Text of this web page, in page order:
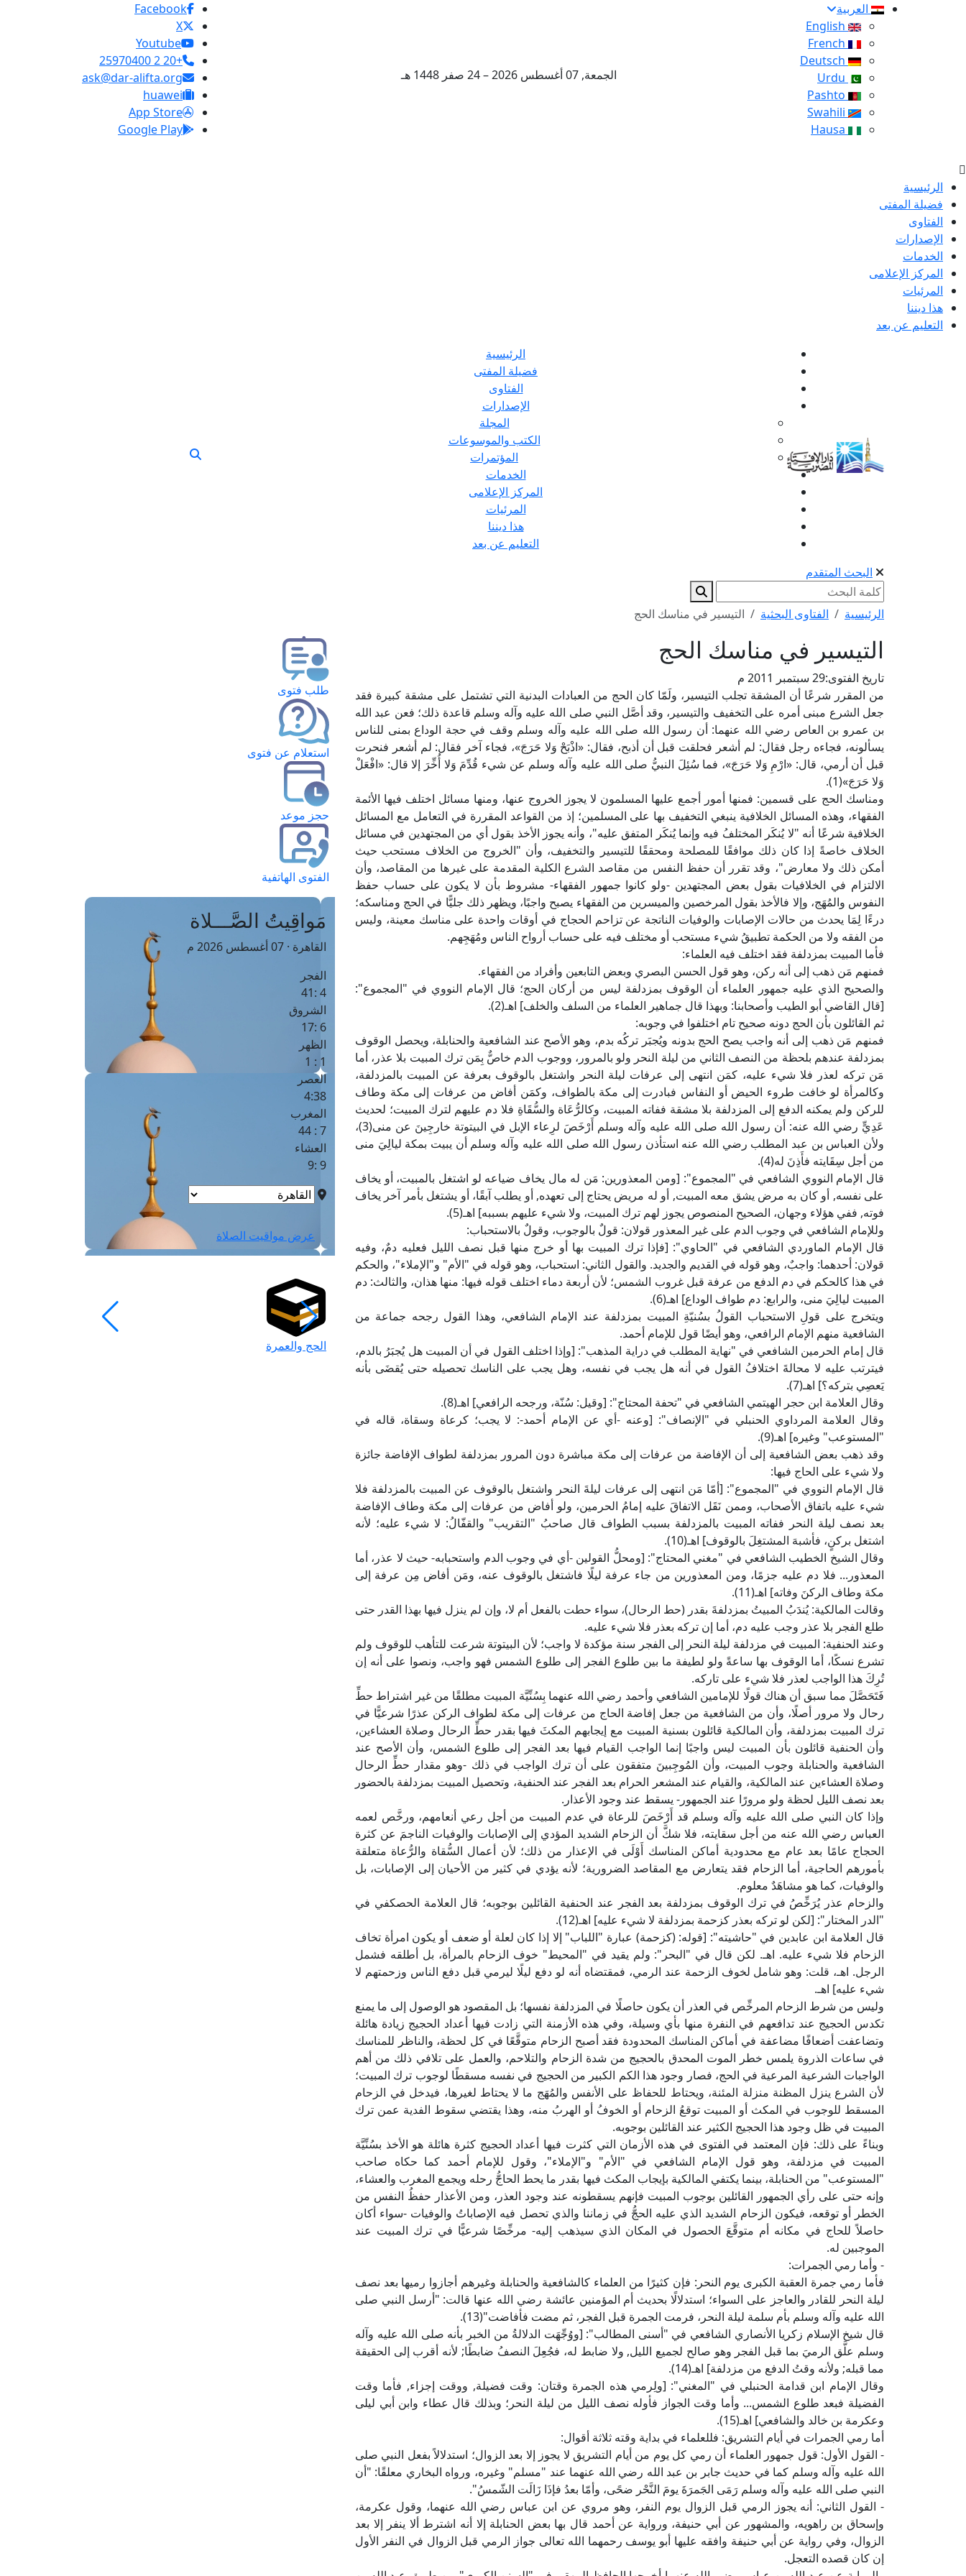
العربية
الجمعة, 07 أغسطس 2026 – 24 صفر 1448 هـ
Facebook
X
Youtube
+20 2 25970400
ask@dar-alifta.org
huawei
App Store
Google Play
الرئيسية
فضيلة المفتى
الفتاوى
الإصدارات
الخدمات
المركز الإعلامى
المرئيات
هذا ديننا
التعليم عن بعد
الرئيسية
فضيلة المفتى
الفتاوى
الإصدارات
المجلة
الكتب والموسوعات
المؤتمرات
الخدمات
المركز الإعلامى
المرئيات
هذا ديننا
التعليم عن بعد
البحث المتقدم
الرئيسية الفتاوى البحثية التيسير في مناسك الحج
التيسير في مناسك الحج
تاريخ الفتوى:29 سبتمبر 2011 م
من المقرر شرعًا أن المشقة تجلب التيسير، ولَمّا كان الحج من العبادات البدنية التي تشتمل على مشقة كبيرة فقد
جعل الشرع مبنى أمره على التخفيف والتيسير، وقد أصَّل النبي صلى الله عليه وآله وسلم قاعدة ذلك؛ فعن عبد الله
بن عمرو بن العاص رضي الله عنهما: أن رسول الله صلى الله عليه وآله وسلم وقف في حجة الوداع بمنى للناس
يسألونه، فجاءه رجل فقال: لم أشعر فحلقت قبل أن أذبح، فقال: «اذْبَحْ وَلا حَرَجَ»، فجاء آخر فقال: لم أشعر فنحرت
قبل أن أرمي، قال: «ارْمِ وَلا حَرَجَ»، فما سُئِلَ النبيُّ صلى الله عليه وآله وسلم عن شيء قُدِّمَ وَلا أُخِّرَ إلا قال: «افْعَلْ
وَلا حَرَجَ»(1).
ومناسك الحج على قسمين: فمنها أمور أجمع عليها المسلمون لا يجوز الخروج عنها، ومنها مسائل اختلف فيها الأئمة
الفقهاء، وهذه المسائل الخلافية ينبغي التخفيف بها على المسلمين؛ إذ من القواعد المقررة في التعامل مع المسائل
الخلافية شرعًا أنه "لا يُنكَر المختلفُ فيه وإنما يُنكَر المتفق عليه"، وأنه يجوز الأخذ بقول أي من المجتهدين في مسائل
الخلاف خاصةً إذا كان ذلك موافقًا للمصلحة ومحققًا للتيسير والتخفيف، وأن "الخروج من الخلاف مستحب حيث
أمكن ذلك ولا معارض"، وقد تقرر أن حفظ النفس من مقاصد الشرع الكلية المقدمة على غيرها من المقاصد، وأن
الالتزام في الخلافيات بقول بعض المجتهدين -ولو كانوا جمهور الفقهاء- مشروط بأن لا يكون على حساب حفظ
النفوس والمُهَج، وإلا فالأخذ بقول المرخصين والميسرين من الفقهاء يصبح واجبًا، ويظهر ذلك جليًّا في الحج ومناسكه؛
درءًا لِمَا يحدث من حالات الإصابات والوفيات الناتجة عن تزاحم الحجاج في أوقات واحدة على مناسك معينة، وليس
من الفقه ولا من الحكمة تطبيقُ شيء مستحب أو مختلف فيه على حساب أرواح الناس ومُهَجِهم.
فأما المبيت بمزدلفة فقد اختلف فيه العلماء:
فمنهم مَن ذهب إلى أنه ركن، وهو قول الحسن البصري وبعض التابعين وأفراد من الفقهاء.
والصحيح الذي عليه جمهور العلماء أن الوقوف بمزدلفة ليس من أركان الحج؛ قال الإمام النووي في "المجموع":
[قال القاضي أبو الطيب وأصحابنا: وبهذا قال جماهير العلماء من السلف والخلف] اهـ(2).
ثم القائلون بأن الحج دونه صحيح تام اختلفوا في وجوبه:
فمنهم مَن ذهب إلى أنه واجب يصح الحج بدونه ويُجبَر تركُه بدم، وهو الأصح عند الشافعية والحنابلة، ويحصل الوقوف
بمزدلفة عندهم بلحظة من النصف الثاني من ليلة النحر ولو بالمرور، ووجوب الدم خاصٌّ بِمَن ترك المبيت بلا عذر، أما
مَن تركه لعذر فلا شيء عليه، كمَن انتهى إلى عرفات ليلة النحر واشتغل بالوقوف بعرفة عن المبيت بالمزدلفة،
وكالمرأة لو خافت طروء الحيض أو النفاس فبادرت إلى مكة بالطواف، وكمَن أفاض من عرفات إلى مكة وطاف
للركن ولم يمكنه الدفع إلى المزدلفة بلا مشقة ففاته المبيت، وكالرُّعَاة والسُّقَاةِ فلا دم عليهم لترك المبيت؛ لحديث
عَدِيٍّ رضي الله عنه: أن رسول الله صلى الله عليه وآله وسلم أَرْخَصَ لرِعاء الإبل في البيتوتة خارجِينَ عن منى(3)،
ولأن العباس بن عبد المطلب رضي الله عنه استأذن رسول الله صلى الله عليه وآله وسلم أن يبيت بمكة ليالِيَ منى
من أجل سِقَايته فأَذِنَ له(4).
قال الإمام النووي الشافعي في "المجموع": [ومن المعذورين: مَن له مال يخاف ضياعه لو اشتغل بالمبيت، أو يخاف
على نفسه, أو كان به مرض يشق معه المبيت, أو له مريض يحتاج إلى تعهده, أو يطلب آبقًا، أو يشتغل بأمر آخر يخاف
فوته, ففي هؤلاء وجهان، الصحيح المنصوص يجوز لهم ترك المبيت، ولا شيء عليهم بسببه] اهـ(5).
وللإمام الشافعي في وجوب الدم على غير المعذور قولان: قولٌ بالوجوب، وقولٌ بالاستحباب:
قال الإمام الماوردي الشافعي في "الحاوي": [فإذا ترك المبيت بها أو خرج منها قبل نصف الليل فعليه دمٌ، وفيه
قولان: أحدهما: واجبٌ، وهو قوله في القديم والجديد. والقول الثاني: استحباب، وهو قوله في "الأم" و"الإملاء"، والحكم
في هذا كالحكم في دم الدفع من عرفة قبل غروب الشمس؛ لأن أربعة دماء اختلف قوله فيها: منها هذان، والثالث: دم
المبيت ليالِيَ منى، والرابع: دم طواف الوداع] اهـ(6).
ويتخرج على قولِ الاستحباب القولُ بسُنيّةِ المبيت بمزدلفة عند الإمام الشافعي، وهذا القول رجحه جماعة من
الشافعية منهم الإمام الرافعي، وهو أيضًا قول للإمام أحمد.
قال إمام الحرمين الشافعي في "نهاية المطلب في دراية المذهب": [وإذا اختلف القول في أن المبيت هل يُجبَرُ بالدم،
فيترتب عليه لا محالةَ اختلافُ القول في أنه هل يجب في نفسه، وهل يجب على الناسك تحصيله حتى يُقضَى بأنه
يَعصِي بتركه؟] اهـ(7).
وقال العلامة ابن حجر الهيتمي الشافعي في "تحفة المحتاج": [وقيل: سُنّة، ورجحه الرافعي] اهـ(8).
وقال العلامة المرداوي الحنبلي في "الإنصاف": [وعنه -أي عن الإمام أحمد-: لا يجب؛ كرعاة وسقاة، قاله في
"المستوعب" وغيره] اهـ(9).
وقد ذهب بعض الشافعية إلى أن الإفاضة من عرفات إلى مكة مباشرة دون المرور بمزدلفة لطواف الإفاضة جائزة
ولا شيء على الحاج فيها:
قال الإمام النووي في "المجموع": [أمّا مَن انتهى إلى عرفات ليلةَ النحر واشتغل بالوقوف عن المبيت بالمزدلفة فلا
شيء عليه باتفاق الأصحاب، وممن نَقَل الاتفاقَ عليه إمامُ الحرمين، ولو أفاض من عرفات إلى مكة وطاف الإفاضة
بعد نصف ليلة النحر ففاته المبيت بالمزدلفة بسبب الطواف قال صاحبُ "التقريب" والقفّالُ: لا شيء عليه؛ لأنه
اشتغل بركنٍ، فأشبهَ المشتغِلَ بالوقوف] اهـ(10).
وقال الشيخ الخطيب الشافعي في "مغني المحتاج": [ومحلُّ القولين -أي في وجوب الدم واستحبابه- حيث لا عذر، أما
المعذور... فلا دم عليه جزمًا، ومن المعذورين من جاء عرفة ليلًا فاشتغل بالوقوف عنه، ومَن أفاض مِن عرفة إلى
مكة وطاف الركنَ وفاته] اهـ(11).
وقالت المالكية: يُندَبُ المبيتُ بمزدلفةَ بقدر (حط الرحال)، سواء حطت بالفعل أم لا، وإن لم ينزل فيها بهذا القدر حتى
طلع الفجر بلا عذر وجب عليه دم، أما إن تركه بعذر فلا شيء عليه.
وعند الحنفية: المبيت في مزدلفة ليلة النحر إلى الفجر سنة مؤكدة لا واجب؛ لأن البيتوتة شرعت للتأهب للوقوف ولم
تشرع نسكًا، أما الوقوف بها ساعةً ولو لطيفة ما بين طلوع الفجر إلى طلوع الشمس فهو واجب، ونصوا على أنه إن
تُرِكَ هذا الواجب لعذر فلا شيء على تاركه.
فَتَحَصَّلَ مما سبق أن هناك قولًا للإمامين الشافعي وأحمد رضي الله عنهما بِسُنِّيَّة المبيت مطلقًا من غير اشتراط حطِّ
رحال ولا مرور أصلًا، وأن من الشافعية من جعل إفاضة الحاج من عرفات إلى مكة لطواف الركن عذرًا شرعيًّا في
ترك المبيت بمزدلفة، وأن المالكية قائلون بسنية المبيت مع إيجابهم المكثَ فيها بقدر حطِّ الرحال وصلاة العشاءين،
وأن الحنفية قائلون بأن المبيت ليس واجبًا إنما الواجب القيام فيها بعد الفجر إلى طلوع الشمس، وأن الأصح عند
الشافعية والحنابلة وجوب المبيت، وأن المُوجِبينَ متفقون على أن ترك الواجب في ذلك -وهو مقدار حطِّ الرحال
وصلاة العشاءين عند المالكية، والقيام عند المشعر الحرام بعد الفجر عند الحنفية، وتحصيل المبيت بمزدلفة بالحضور
بعد نصف الليل لحظة ولو مرورًا عند الجمهور- يسقط عند وجود الأعذار.
وإذا كان النبي صلى الله عليه وآله وسلم قد أَرْخَصَ للرعاة في عدم المبيت من أجل رعي أنعامهم، ورخَّص لعمه
العباس رضي الله عنه من أجل سقايته، فلا شكَّ أن الزحام الشديد المؤدي إلى الإصابات والوفيات الناجمَ عن كثرة
الحجاج عامًا بعد عام مع محدودية أماكن المناسك أَوْلَى في الإعذار من ذلك؛ لأن أعمال السُّقاة والرُّعاة متعلقة
بأمورهم الحاجية، أما الزحام فقد يتعارض مع المقاصد الضرورية؛ لأنه يؤدي في كثير من الأحيان إلى الإصابات، بل
والوفيات، كما هو مشاهَدٌ معلوم.
والزحام عذر يُرَخِّصُ في ترك الوقوف بمزدلفة بعد الفجر عند الحنفية القائلين بوجوبه؛ قال العلامة الحصكفي في
"الدر المختار": [لكن لو تركه بعذر كزحمة بمزدلفة لا شيء عليه] اهـ(12).
قال العلامة ابن عابدين في "حاشيته": [قوله: (كزحمة) عبارة "اللباب" إلا إذا كان لعلة أو ضعف أو يكون امرأة تخاف
الزحام فلا شيء عليه. اهـ. لكن قال في "البحر": ولم يقيد في "المحيط" خوف الزحام بالمرأة، بل أطلقه فشمل
الرجل. اهـ، قلت: وهو شامل لخوف الزحمة عند الرمي، فمقتضاه أنه لو دفع ليلًا ليرمي قبل دفع الناس وزحمتهم لا
شيء عليه] اهـ.
وليس من شرط الزحام المرخِّص في العذر أن يكون حاصلًا في المزدلفة نفسها؛ بل المقصود هو الوصول إلى ما يمنع
تكدس الحجيج عند تدافعهم في النفرة منها بأي وسيلة، وفي هذه الأزمنة التي زادت فيها أعداد الحجيج زيادة هائلة
وتضاعفت أضعافًا مضاعفة في أماكن المناسك المحدودة فقد أصبح الزحام متوقَّعًا في كل لحظة، والناظر للمناسك
في ساعات الذروة يلمس خطر الموت المحدق بالحجيج من شدة الزحام والتلاحم، والعمل على تلافي ذلك من أهم
الواجبات الشرعية المرعية في الحج، فصار وجود هذا الكم الكبير من الحجيج في نفسه مسقطًا لوجوب ترك المبيت؛
لأن الشرع ينزل المظنة منزلة المئنة، ويحتاط للحفاظ على الأنفس والمُهَج ما لا يحتاط لغيرها، فيدخل في الزحام
المسقط للوجوب في المكث أو المبيت توقعُ الزحام أو الخوفُ أو الهربُ منه، وهذا يقتضي سقوط الفدية عمن ترك
المبيت في ظل وجود هذا الحجيج الكثير عند القائلين بوجوبه.
وبناءً على ذلك: فإن المعتمد في الفتوى في هذه الأزمان التي كثرت فيها أعداد الحجيج كثرة هائلة هو الأخذ بسُنِّيَّة
المبيت في مزدلفة، وهو قول الإمام الشافعي في "الأم" و"الإملاء"، وقول للإمام أحمد كما حكاه صاحب
"المستوعب" من الحنابلة، بينما يكتفي المالكية بإيجاب المكث فيها بقدر ما يحط الحاجُّ رحله ويجمع المغرب والعشاء،
وإنه حتى على رأي الجمهور القائلين بوجوب المبيت فإنهم يسقطونه عند وجود العذر، ومن الأعذار حفظُ النفس من
الخطر أو توقعه، فيكون الزحام الشديد الذي عليه الحجُّ في زماننا والذي تحصل فيه الإصاباتُ والوفيات -سواء أكان
حاصلاً للحاج في مكانه أم متوقَّعَ الحصول في المكان الذي سيذهب إليه- مرخِّصًا شرعيًّا في ترك المبيت عند
الموجبين له.
- وأما رمي الجمرات:
فأما رمي جمرة العقبة الكبرى يوم النحر: فإن كثيرًا من العلماء كالشافعية والحنابلة وغيرهم أجازوا رميها بعد نصف
ليلة النحر للقادر والعاجز على السواء؛ استدلالًا بحديث أم المؤمنين عائشة رضي الله عنها قالت: "أرسل النبي صلى
الله عليه وآله وسلم بأم سلمة ليلة النحر، فرمت الجمرة قبل الفجر، ثم مضت فأفاضت"(13).
قال شيخ الإسلام زكريا الأنصاري الشافعي في "أسنى المطالب": [ووُجِّهَت الدلالةُ من الخبر بأنه صلى الله عليه وآله
وسلم علَّق الرميَ بما قبل الفجر وهو صالح لجميع الليل, ولا ضابط له، فجُعِلَ النصفُ ضابطًا; لأنه أقرب إلى الحقيقة
مما قبله; ولأنه وقتُ الدفع من مزدلفة] اهـ(14).
وقال الإمام ابن قدامة الحنبلي في "المغني": [ولِرمي هذه الجمرة وقتان: وقت فضيلة, ووقت إجزاء, فأما وقت
الفضيلة فبعد طلوع الشمس... وأما وقت الجواز فأوله نصف الليل من ليلة النحر؛ وبذلك قال عطاء وابن أبي ليلى
وعكرمة بن خالد والشافعي] اهـ(15).
أما رمي الجمرات في أيام التشريق: فللعلماء في بداية وقته ثلاثة أقوال:
- القول الأول: قول جمهور العلماء أن رمي كل يوم من أيام التشريق لا يجوز إلا بعد الزوال؛ استدلالاً بفعل النبي صلى
الله عليه وآله وسلم كما في حديث جابر بن عبد الله رضي الله عنهما عند "مسلم" وغيره، ورواه البخاري معلقًا: "أن
النبي صلى الله عليه وآله وسلم رَمَى الجَمرَةَ يومَ النَّحْر ضحًى، وأمّا بعدُ فإذَا زَالَت الشّمسُ".
- القول الثاني: أنه يجوز الرمي قبل الزوال يوم النفر، وهو مروي عن ابن عباس رضي الله عنهما، وقول عكرمة،
وإسحاق بن راهويه، والمشهور عن أبي حنيفة، ورواية عن أحمد قال بها بعض الحنابلة إلا أنه اشترط ألا ينفر إلا بعد
الزوال، وفي رواية عن أبي حنيفة وافقه عليها أبو يوسف رحمهما الله تعالى جواز الرمي قبل الزوال في النفر الأول
إن كان قصده التعجل.
طلب فتوى
استعلام عن فتوى
حجز موعد
الفتوى الهاتفية
مَواقِيتُ الصَّـــلاة
القاهرة · 07 أغسطس 2026 م
الفجر
4 :41
الشروق
6 :17
الظهر
1 : 1
العصر
4:38
المغرب
7 : 44
العشاء
9 :9
عرض مواقيت الصلاة
الحج والعمرة